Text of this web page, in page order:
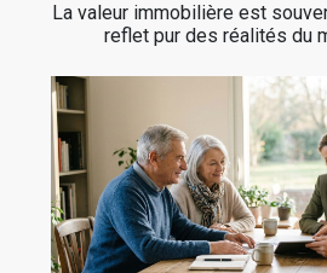
La valeur immobilière est
reflet pur des réalités du